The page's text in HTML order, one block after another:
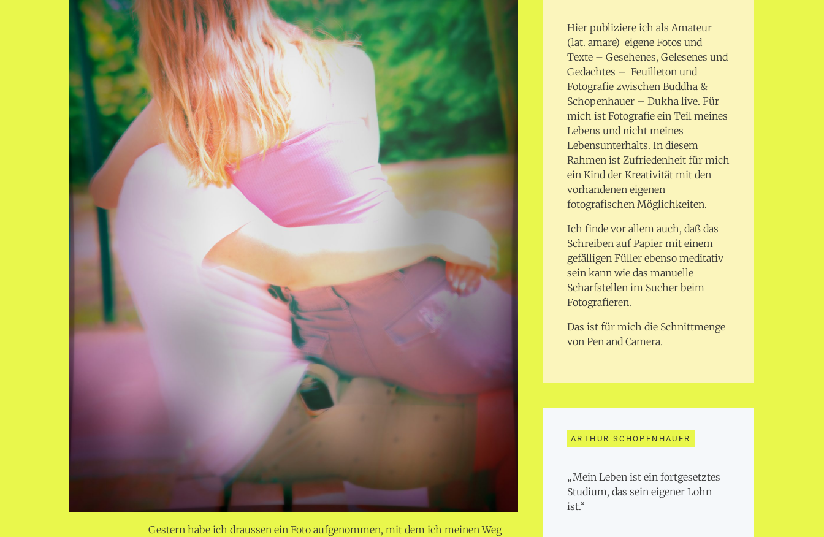
Gestern habe ich draussen ein Foto aufgenommen, mit dem ich meinen Weg
Hier publiziere ich als Amateur
(lat. amare) eigene Fotos und
Texte – Gesehenes, Gelesenes und
Gedachtes – Feuilleton und
Fotografie zwischen Buddha &
Schopenhauer – Dukha live. Für
mich ist Fotografie ein Teil meines
Lebens und nicht meines
Lebensunterhalts. In diesem
Rahmen ist Zufriedenheit für mich
ein Kind der Kreativität mit den
vorhandenen eigenen
fotografischen Möglichkeiten.
Ich finde vor allem auch, daß das
Schreiben auf Papier mit einem
gefälligen Füller ebenso meditativ
sein kann wie das manuelle
Scharfstellen im Sucher beim
Fotografieren.
Das ist für mich die Schnittmenge
von Pen and Camera.
ARTHUR SCHOPENHAUER
„Mein Leben ist ein fortgesetztes
Studium, das sein eigener Lohn
ist.“